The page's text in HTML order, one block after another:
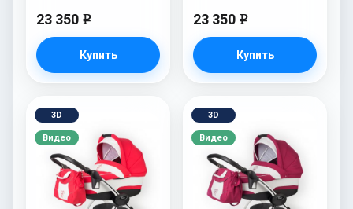
23 350 e
Купить
23 350 e
Купить
3D
Видео
3D
Видео